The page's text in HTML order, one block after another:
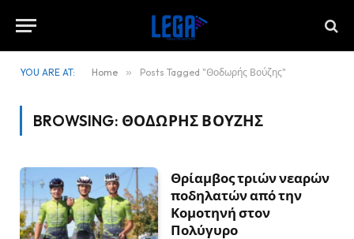
YOU ARE AT: Home » Posts Tagged "Θοδωρής Βούζης"
BROWSING: ΘΟΔΩΡΉΣ ΒΟΎΖΗΣ
Θρίαμβος τριών νεαρών
ποδηλατών από την
Κομοτηνή στον
Πολύγυρο